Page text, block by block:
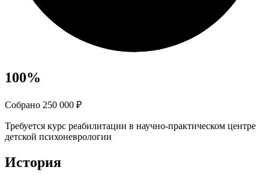
100%
Собрано 250 000 ₽
Требуется курс реабилитации в научно-практическом центре
детской психоневрологии
История